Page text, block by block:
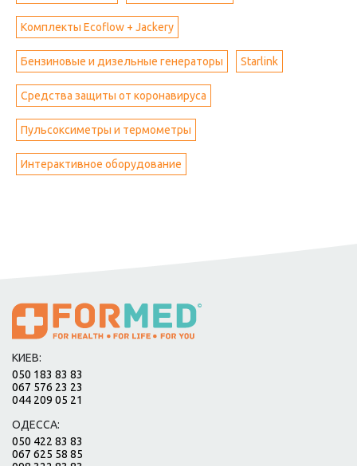
Комплекты Ecoflow + Jackery
Бензиновые и дизельные генераторы Starlink
Средства защиты от коронавируса
Пульсоксиметры и термометры
Интерактивное оборудование
КИЕВ:
050 183 83 83
067 576 23 23
044 209 05 21
ОДЕССА:
050 422 83 83
067 625 58 85